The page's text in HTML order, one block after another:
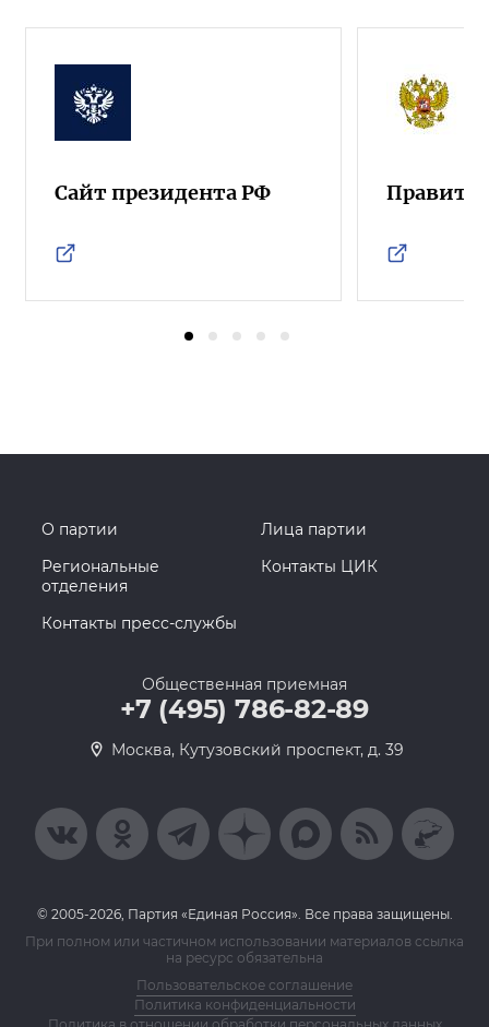
Сайт президента РФ
О партии
Лица партии
Региональные
отделения
Контакты ЦИК
Контакты пресс-службы
Общественная приемная
+7 (495) 786-82-89
Москва, Кутузовский проспект, д. 39
© 2005-2026, Партия «Единая Россия». Все права защищены.
При полном или частичном использовании материалов ссылка
на ресурс обязательна
Пользовательское соглашение
Политика конфиденциальности